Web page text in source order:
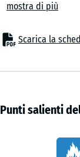
come alberghi,
progettista
destinazione d'uso
Il passaggio da Efl
legante
prima della
specificata al
mostra di più
Scarica la
DZ
cm
cm
Punti salienti
Caratteristiche